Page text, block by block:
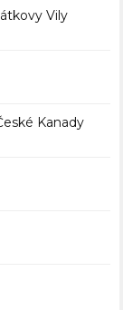
Vily
Kanady